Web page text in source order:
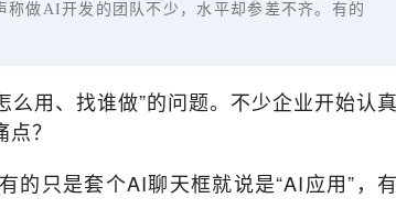
做AI开发的团队不少，水平却参差不齐。有的
么用、找谁做”的问题。不少企业开始认
？
的只是套个AI聊天框就说是“AI应用”，